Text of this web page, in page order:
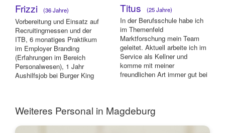
Frizzi (36 Jahre)
Vorbereitung und Einsatz auf
Recruitingmessen und der
ITB, 6 monatiges Praktikum
im Employer Branding
(Erfahrungen im Bereich
Personalwesen), 1 Jahr
Aushilfsjob bei Burger King
Titus (25 Jahre)
In der Berufsschule habe ich
im Themenfeld
Marktforschung mein Team
geleitet. Aktuell arbeite ich im
Service als Kellner und
komme mit meiner
freundlichen Art immer gut bei
Weiteres Personal in Magdeburg